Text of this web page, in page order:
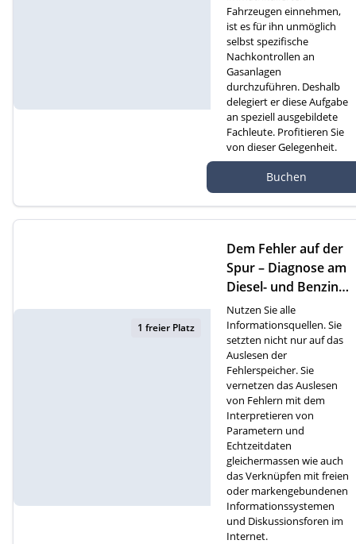
Fahrzeugen einnehmen,
ist es für ihn unmöglich
selbst spezifische
Nachkontrollen an
Gasanlagen
durchzuführen. Deshalb
delegiert er diese Aufgabe
an speziell ausgebildete
Fachleute. Profitieren Sie
von dieser Gelegenheit.
atte 1D, 6260 Reiden
Buchen
1 freier Platz
Dem Fehler auf der
Spur – Diagnose am
Diesel- und Benzinm
otor (D)
Nutzen Sie alle
Informationsquellen. Sie
setzten nicht nur auf das
Auslesen der
Fehlerspeicher. Sie
vernetzen das Auslesen
von Fehlern mit dem
Interpretieren von
Parametern und
Echtzeitdaten
gleichermassen wie auch
das Verknüpfen mit freien
oder markengebundenen
Informationssystemen
und Diskussionsforen im
Internet.